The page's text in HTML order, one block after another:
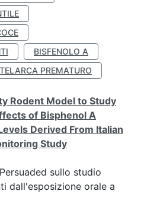
BISFENOLO A
TELARCA PREMATURO
Rodent Model to Study
of Bisphenol A
Derived From Italian
Study
sullo studio
dall'esposizione orale a